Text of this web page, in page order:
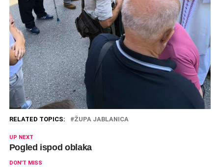
RELATED TOPICS: ŽUPA JABLANICA
UP NEXT
Pogled ispod oblaka
DON'T MISS